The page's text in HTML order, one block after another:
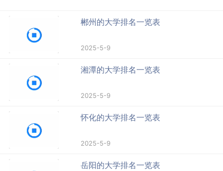
郴州的大学排名一览表
2025-5-9
湘潭的大学排名一览表
2025-5-9
怀化的大学排名一览表
2025-5-9
岳阳的大学排名一览表